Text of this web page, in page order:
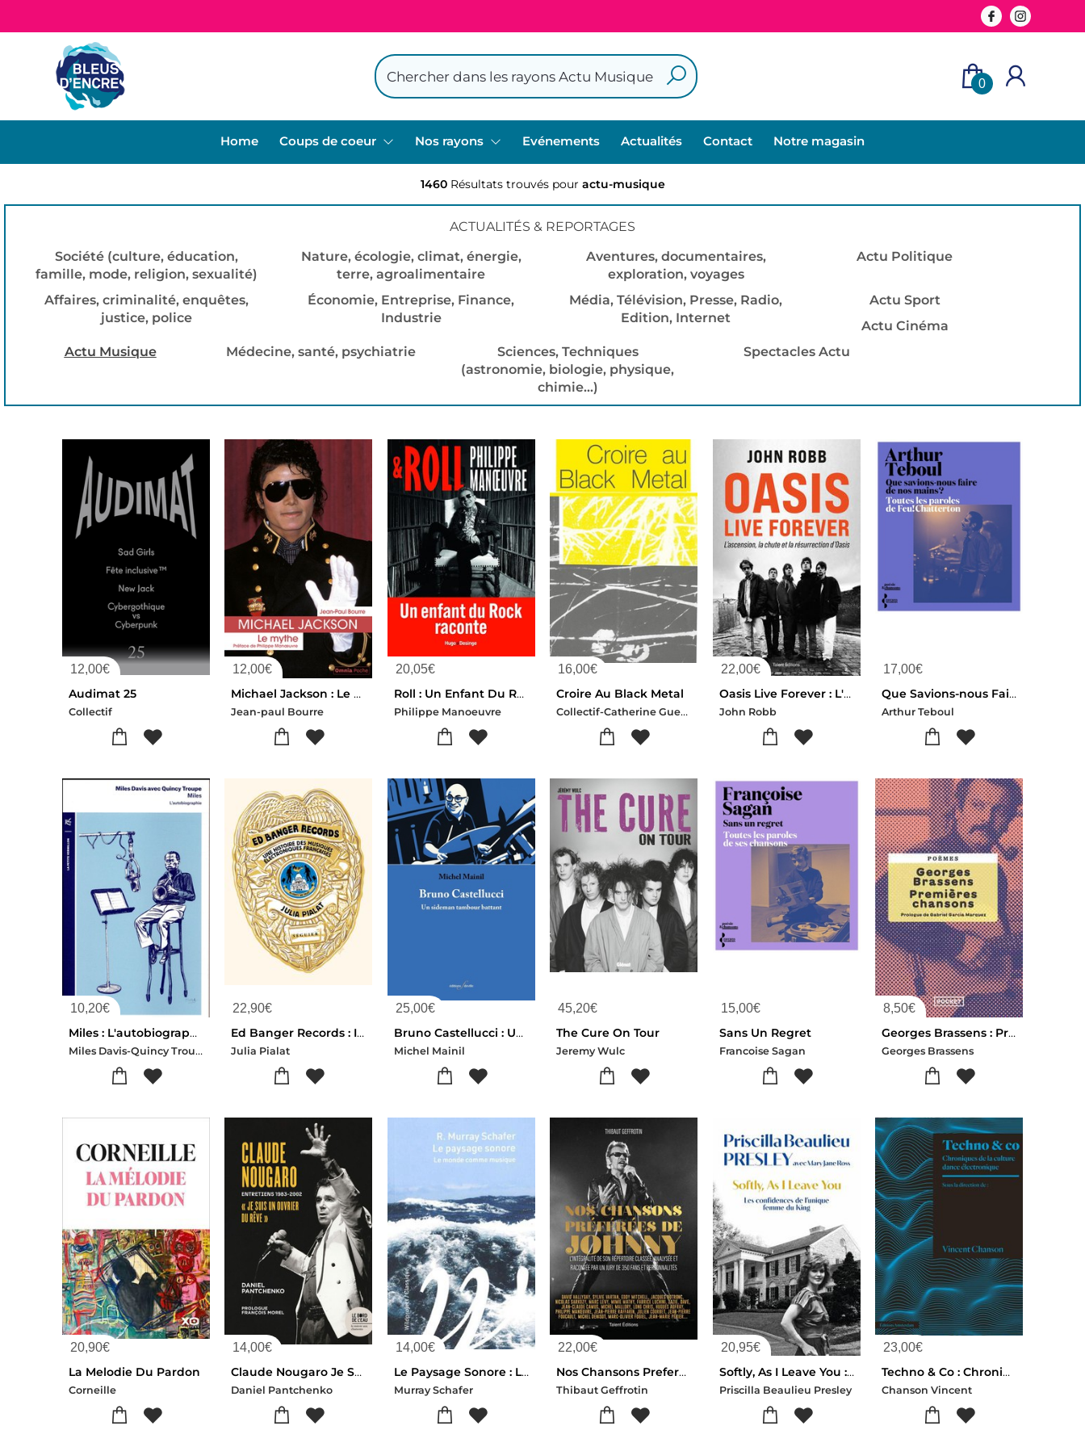
0
Home Coups de coeur Nos rayons Evénements Actualités Contact Notre magasin
1460 Résultats trouvés pour actu-musique
ACTUALITÉS & REPORTAGES
Société (culture, éducation,
famille, mode, religion, sexualité)
Nature, écologie, climat, énergie,
terre, agroalimentaire
Aventures, documentaires,
exploration, voyages
Actu Politique
Affaires, criminalité, enquêtes,
justice, police
Économie, Entreprise, Finance,
Industrie
Média, Télévision, Presse, Radio,
Edition, Internet
Actu Sport
Actu Cinéma
Actu Musique
Médecine, santé, psychiatrie
Sciences, Techniques
(astronomie, biologie, physique,
chimie...)
Spectacles Actu
12,00€
Audimat 25
Collectif
12,00€
Michael Jackson : Le Mythe
Jean-paul Bourre
20,05€
Roll : Un Enfant Du Rock Raconte
Philippe Manoeuvre
16,00€
Croire Au Black Metal
Collectif-Catherine Guesde-Francois Vesin
22,00€
Oasis Live Forever : L'ascension, La Chute Et La Resurrection D'oasis
John Robb
17,00€
Que Savions-nous Faire De Nos Mains ? Toutes Les Paroles De Feu!chatterton
Arthur Teboul
10,20€
Miles : L'autobiographie
Miles Davis-Quincy Troupe
22,90€
Ed Banger Records : In Party We Trust
Julia Pialat
25,00€
Bruno Castellucci : Un Sideman Tambour Battant
Michel Mainil
45,20€
The Cure On Tour
Jeremy Wulc
15,00€
Sans Un Regret
Francoise Sagan
8,50€
Georges Brassens : Premieres Chansons
Georges Brassens
20,90€
La Melodie Du Pardon
Corneille
14,00€
Claude Nougaro Je Suis Un Ouvrier Du Reve : Entretiens 1983-2002
Daniel Pantchenko
14,00€
Le Paysage Sonore : Le Monde Comme Musique
Murray Schafer
22,00€
Nos Chansons Preferees De Johnny
Thibaut Geffrotin
20,95€
Softly, As I Leave You : Les Confidences De L'unique Femme Du King
Priscilla Beaulieu Presley
23,00€
Techno & Co : Chroniques De La Scene Dance Electronique
Chanson Vincent